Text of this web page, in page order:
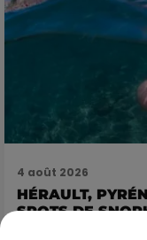
4 août 2026
HÉRAULT,
SPOTS DE
Pas besoin de